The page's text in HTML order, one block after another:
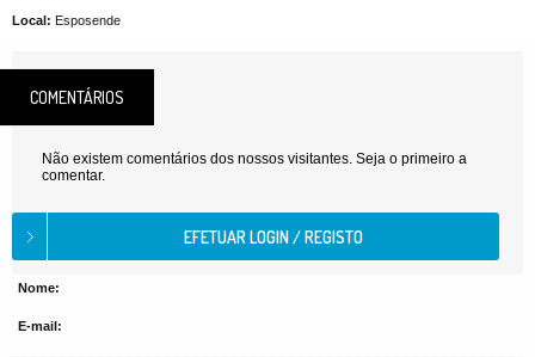
Local: Esposende
COMENTÁRIOS
Não existem comentários dos nossos visitantes. Seja o primeiro a
comentar.
Nome:
E-mail: